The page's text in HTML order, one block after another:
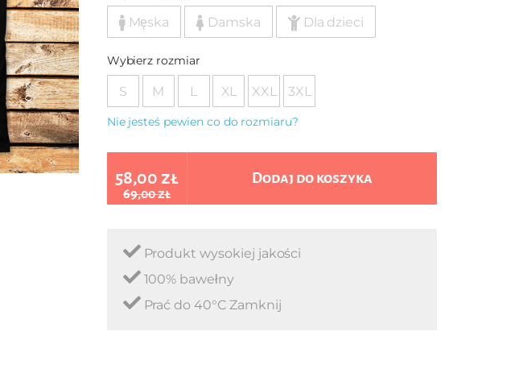
Męska Damska Dla dzieci
Wybierz rozmiar
S M L XL XXL 3XL
Nie jesteś pewien co do rozmiaru?
58,00 zł
69,00 zł
Dodaj do koszyka
Produkt wysokiej jakości
100% bawełny
Prać do 40°C Zamknij